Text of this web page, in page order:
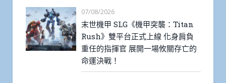
07/08/2026
末世機甲 SLG《機甲突襲：Titan
Rush》雙平台正式上線 化身肩負
重任的指揮官 展開一場攸關存亡的
命運決戰！